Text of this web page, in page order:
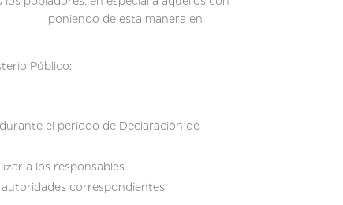
de esta manera en
Público:
el periodo de Declaración de
a los responsables.
correspondientes.